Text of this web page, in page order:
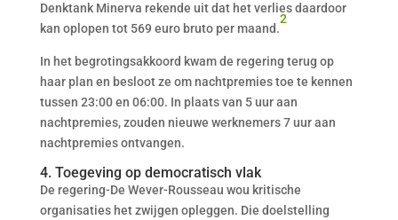
Denktank Minerva rekende uit dat het verlies daardoor
kan oplopen tot 569 euro bruto per maand.
2
In het begrotingsakkoord kwam de regering terug op
haar plan en besloot ze om nachtpremies toe te kennen
tussen 23:00 en 06:00. In plaats van 5 uur aan
nachtpremies, zouden nieuwe werknemers 7 uur aan
nachtpremies ontvangen.
4. Toegeving op democratisch vlak
De regering-De Wever-Rousseau wou kritische
organisaties het zwijgen opleggen. Die doelstelling